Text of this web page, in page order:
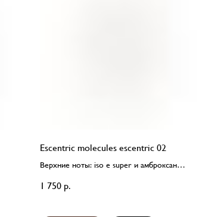
Escentric molecules escentric 02
Верхние ноты: iso e super и амброксан
Базовые ноты: ирис.
1 750 р.